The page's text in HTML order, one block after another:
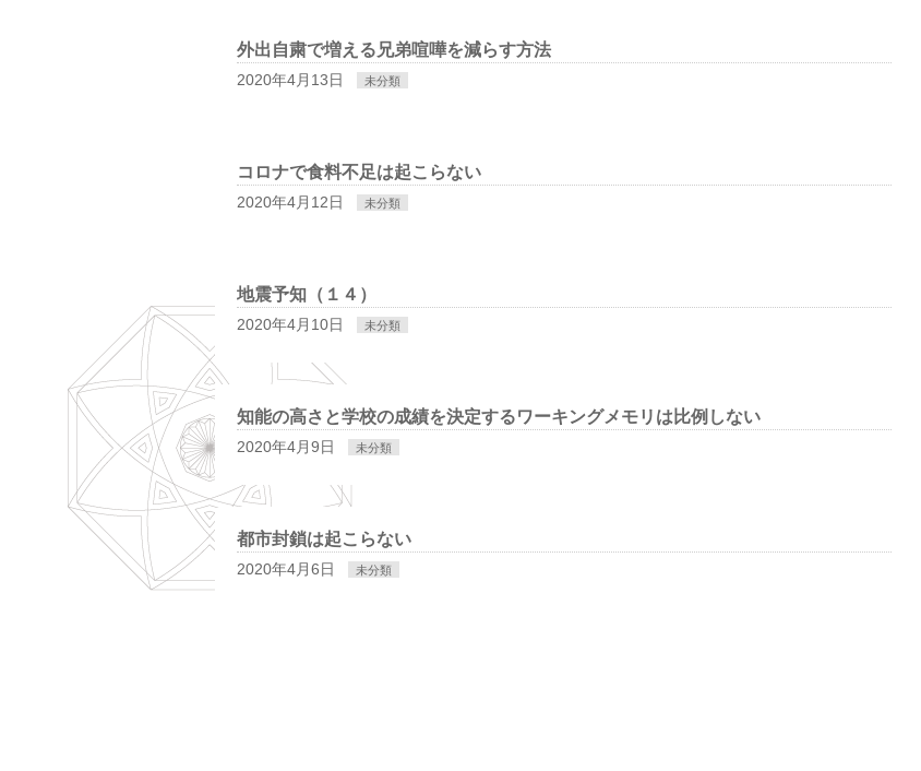
外出自粛で増える兄弟喧嘩を減らす方法
2020年4月13日 未分類
コロナで食料不足は起こらない
2020年4月12日 未分類
地震予知（１４）
2020年4月10日 未分類
知能の高さと学校の成績を決定するワーキングメモリは比例しない
2020年4月9日 未分類
都市封鎖は起こらない
2020年4月6日 未分類